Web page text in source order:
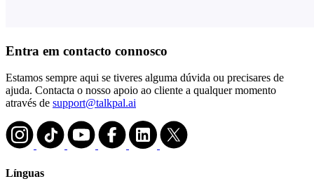
Entra em contacto connosco
Estamos sempre aqui se tiveres alguma dúvida ou precisares de
ajuda. Contacta o nosso apoio ao cliente a qualquer momento
através de support@talkpal.ai
Línguas